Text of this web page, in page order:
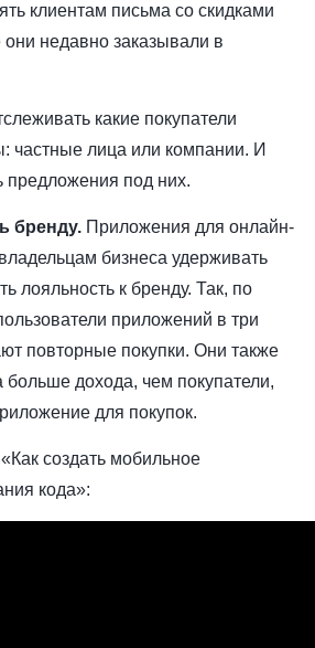
клиентам письма со скидками
недавно заказывали в
какие покупатели
частные лица или компании. И
предложения под них.
бренду. Приложения для онлайн-
бизнеса удерживать
лояльность к бренду. Так, по
приложений в три
повторные покупки. Они также
больше дохода, чем покупатели,
для покупок.
создать мобильное
кода»: